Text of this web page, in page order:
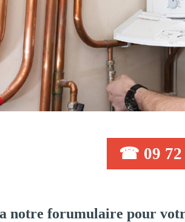
☎ 09 72
notre forumulaire pour